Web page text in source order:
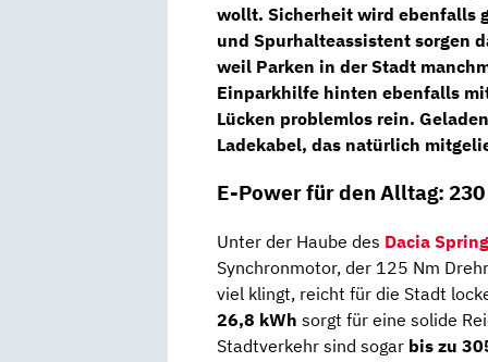
wollt. Sicherheit wird ebenfalls
und Spurhalteassistent sorgen
weil Parken in der Stadt
Einparkhilfe hinten ebenfalls
Lücken problemlos rein.
Ladekabel, das natürlich
E-Power für den Alltag:
Unter der Haube des Dacia Spring
Synchronmotor, der 125 Nm
viel klingt, reicht für die Stadt
26,8 kWh sorgt für eine solide
Stadtverkehr sind sogar bis zu